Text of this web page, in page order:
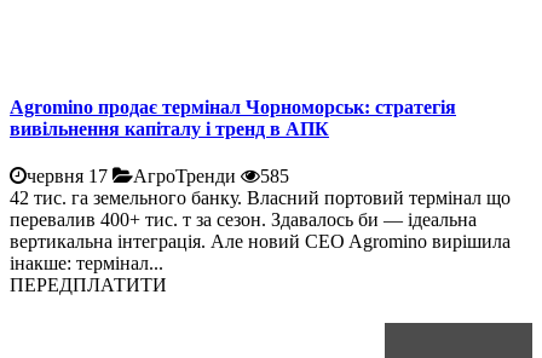
Agromino продає термінал Чорноморськ: стратегія
вивільнення капіталу і тренд в АПК
червня 17 АгроТренди
585
42 тис. га земельного банку. Власний портовий термінал що
перевалив 400+ тис. т за сезон. Здавалось би — ідеальна
вертикальна інтеграція. Але новий CEO Agromino вирішила
інакше: термінал...
ПЕРЕДПЛАТИТИ